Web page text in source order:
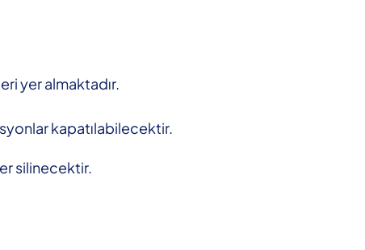
yer almaktadır.
kapatılabilecektir.
silinecektir.